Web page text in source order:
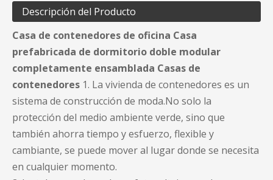
Descripción del Producto
Casa de contenedores de oficina Casa
prefabricada de dormitorio doble modular
completamente ensamblada Casas de
contenedores 1. La vivienda de contenedores es un
sistema de construcción de moda.No solo la
protección del medio ambiente verde, sino que
también ahorra tiempo y esfuerzo, flexible y
cambiante, se puede mover al lugar donde se necesita
en cualquier momento.